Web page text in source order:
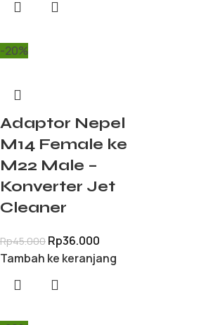
-20%
Adaptor Nepel
M14 Female ke
M22 Male –
Konverter Jet
Cleaner
Rp45.000 Rp36.000
Tambah ke keranjang